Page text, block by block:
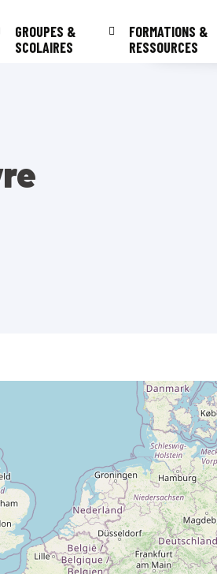
GROUPES &
SCOLAIRES
FORMATIONS &
RESSOURCES